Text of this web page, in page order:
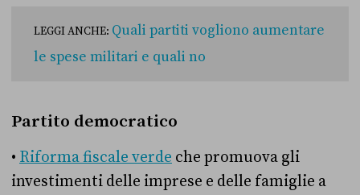
LEGGI ANCHE: Quali partiti vogliono aumentare
le spese militari e quali no
Partito democratico
• Riforma fiscale verde che promuova gli
investimenti delle imprese e delle famiglie a